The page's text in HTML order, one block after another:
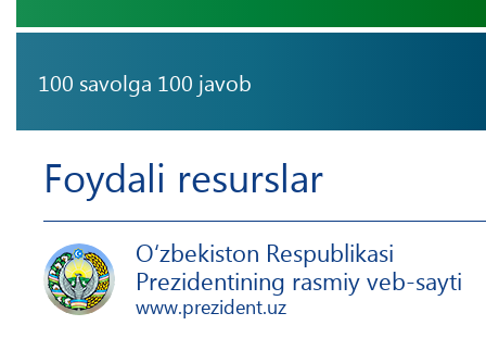
100 savolga 100 javob
Foydali resurslar
O‘zbekiston Respublikasi
Prezidentining rasmiy veb-sayti
www.prezident.uz